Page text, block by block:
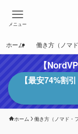
メニュー
ホーム 働き方（ノマ
【
【最安74%割
ホーム 働き方（ノマド・